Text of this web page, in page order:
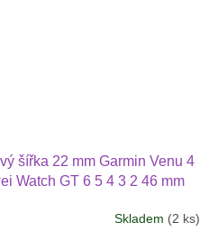
šířka 22 mm Garmin Venu 4
Watch GT 6 5 4 3 2 46 mm
Skladem (2 ks)